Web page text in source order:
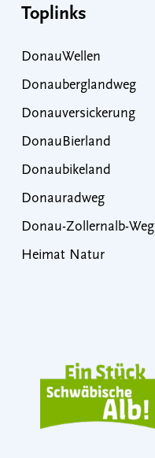
Toplinks
DonauWellen
Donauberglandweg
Donauversickerung
DonauBierland
Donaubikeland
Donauradweg
Donau-Zollernalb-Weg
Heimat Natur